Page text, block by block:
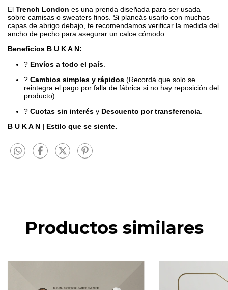
El Trench London es una prenda diseñada para ser usada
sobre camisas o sweaters finos. Si planeás usarlo con muchas
capas de abrigo debajo, te recomendamos verificar la medida del
ancho de pecho para asegurar un calce cómodo.
Beneficios B U K A N:
? Envíos a todo el país
? Cambios simples y rápidos (Recordá que solo se
reintegra el pago por falla de fábrica si no hay reposición del
producto).
? Cuotas sin interés y Descuento por transferencia
B U K A N | Estilo que se siente.
Productos similares